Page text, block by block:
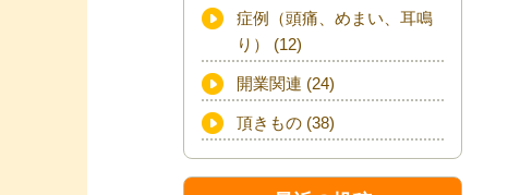
症例（頭痛、めまい、耳鳴
り）
(12)
開業関連 (24)
頂きもの (38)